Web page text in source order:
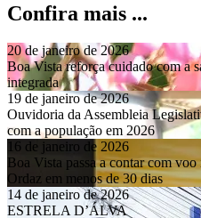
Confira mais ...
20 de janeiro de 2026
Boa Vista reforça cuidado com a
integrada
19 de janeiro de 2026
Ouvidoria da Assembleia
com a população em 2026
16 de janeiro de 2026
Boa Vista passa a contar com
Ordaz em menos de 30 dias
14 de janeiro de 2026
ESTRELA D’ÁLVA